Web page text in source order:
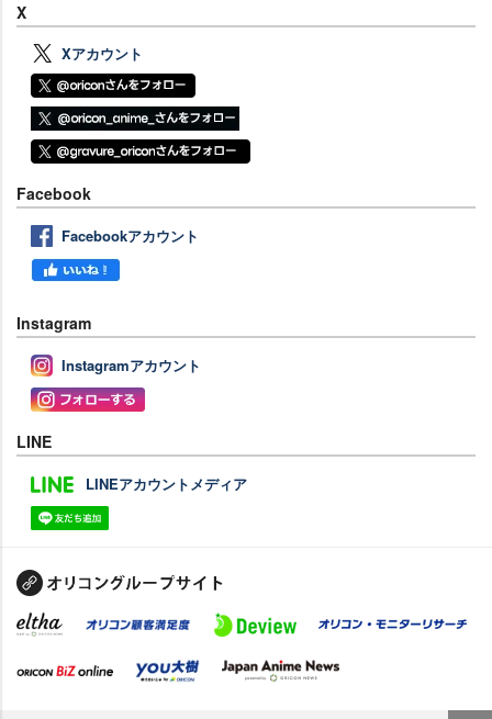
X
Xアカウント
Facebook
Facebookアカウント
Instagram
Instagramアカウント
LINE
LINEアカウントメディア